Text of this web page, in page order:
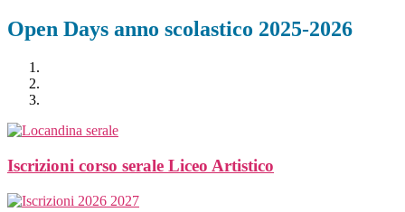
Open Days anno scolastico 2025-2026
Iscrizioni corso serale Liceo Artistico